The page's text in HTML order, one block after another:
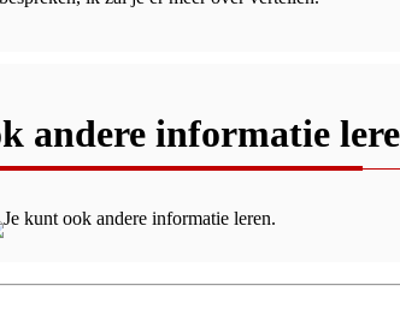
andere informatie